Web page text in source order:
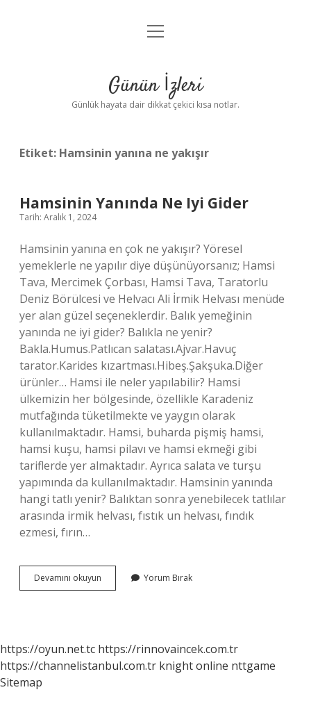
Anasayfa
Yasal Uyarı
menüyü
Günün İzleri
Günlük hayata dair dikkat çekici kısa notlar.
Etiket: Hamsinin yanına ne yakışır
Hamsinin Yanında Ne Iyi Gider
Tarih: Aralık 1, 2024
Hamsinin yanına en çok ne yakışır? Yöresel
yemeklerle ne yapılır diye düşünüyorsanız; Hamsi
Tava, Mercimek Çorbası, Hamsi Tava, Taratorlu
Deniz Börülcesi ve Helvacı Ali İrmik Helvası menüde
yer alan güzel seçeneklerdir. Balık yemeğinin
yanında ne iyi gider? Balıkla ne yenir?
Bakla.Humus.Patlıcan salatası.Ajvar.Havuç
tarator.Karides kızartması.Hibeş.Şakşuka.Diğer
ürünler… Hamsi ile neler yapılabilir? Hamsi
ülkemizin her bölgesinde, özellikle Karadeniz
mutfağında tüketilmekte ve yaygın olarak
kullanılmaktadır. Hamsi, buharda pişmiş hamsi,
hamsi kuşu, hamsi pilavı ve hamsi ekmeği gibi
tariflerde yer almaktadır. Ayrıca salata ve turşu
yapımında da kullanılmaktadır. Hamsinin yanında
hangi tatlı yenir? Balıktan sonra yenebilecek tatlılar
arasında irmik helvası, fıstık un helvası, fındık
ezmesi, fırın…
Devamını okuyun Hamsinin
Yanında
Yorum Bırak
https://oyun.net.tc https://rinnovaincek.com.tr
https://channelistanbul.com.tr knight online nttgame
Sitemap